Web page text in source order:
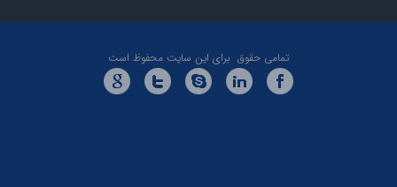
تمامی حقوق برای این سایت محفوظ است